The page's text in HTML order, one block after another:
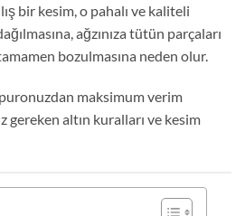
bir kesim, o pahalı ve kaliteli
ağzınıza tütün parçaları
bozulmasına neden olur.
maksimum verim
gereken altın kuralları ve kesim